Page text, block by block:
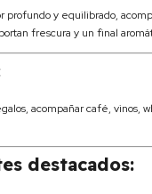
profundo y equilibrado,
frescura y un final
acompañar café, vinos,
destacados: